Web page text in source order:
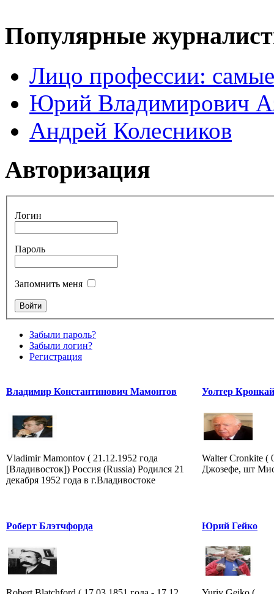
Популярные
Лицо профессии:
Юрий Владимирович
Андрей Колесников
Авторизация
Логин
Пароль
Запомнить меня
Забыли пароль?
Забыли логин?
Регистрация
Владимир Константинович Мамонтов
Vladimir Mamontov ( 21.12.1952 года
[Владивосток]) Россия (Russia) Родился 21
декабря 1952 года в г.Владивостоке
Уолтер
Walter Cronkite (
Джозефе, шт
Роберт Блэтчфорда Юрий Гейко